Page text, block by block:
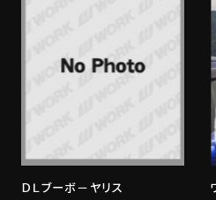
ＤＬブーボ－ヤリス